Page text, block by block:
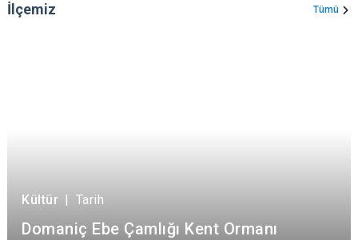
İlçemiz Tümü
Kültür | Tarih
Domaniç Ebe Çamlığı Kent Ormanı